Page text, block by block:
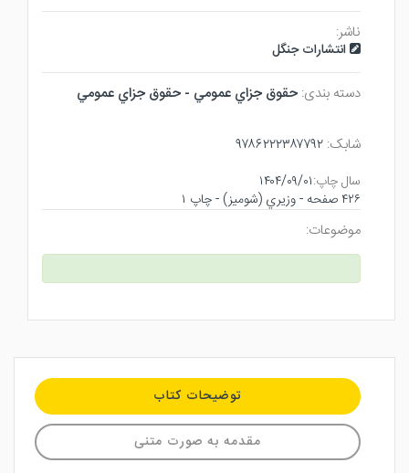
ناشر:
انتشارات جنگل
دسته بندی: حقوق جزاي عمومي - حقوق جزاي عمومي
شابک: ۹۷۸۶۲۲۲۳۸۷۷۹۲
سال چاپ:۱۴۰۴/۰۹/۰۱
۴۲۶ صفحه - وزيري (شوميز) - چاپ ۱
موضوعات:
توضیحات کتاب
مقدمه به صورت متنی